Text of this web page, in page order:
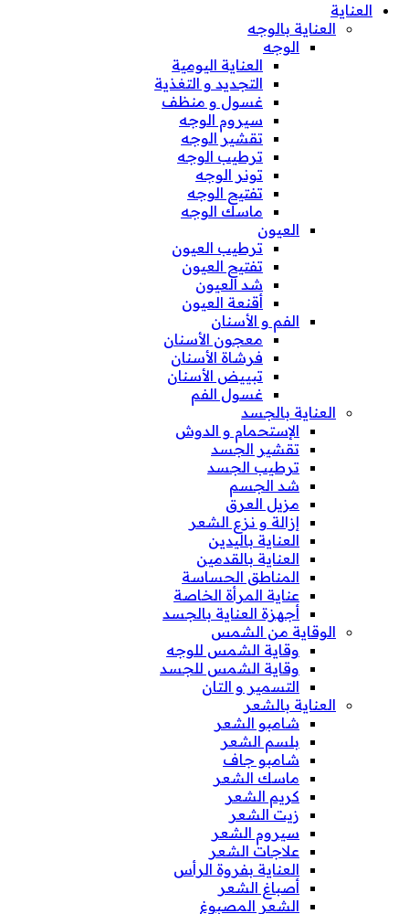
العناية
العناية بالوجه
الوجه
العناية اليومية
التجديد و التغذية
غسول و منظف
سيروم الوجه
تقشير الوجه
ترطيب الوجه
تونر الوجه
تفتيح الوجه
ماسك الوجه
العيون
ترطيب العيون
تفتيح العيون
شد العيون
أقنعة العيون
الفم و الأسنان
معجون الأسنان
فرشاة الأسنان
تبييض الأسنان
غسول الفم
العناية بالجسد
الإستحمام و الدوش
تقشير الجسد
ترطيب الجسد
شد الجسم
مزيل العرق
إزالة و نزع الشعر
العناية باليدين
العناية بالقدمين
المناطق الحساسة
عناية المرأة الخاصة
أجهزة العناية بالجسد
الوقاية من الشمس
وقاية الشمس للوجه
وقاية الشمس للجسد
التسمير و التان
العناية بالشعر
شامبو الشعر
بلسم الشعر
شامبو جاف
ماسك الشعر
كريم الشعر
زيت الشعر
سيروم الشعر
علاجات الشعر
العناية بفروة الرأس
أصباغ الشعر
الشعر المصبوغ